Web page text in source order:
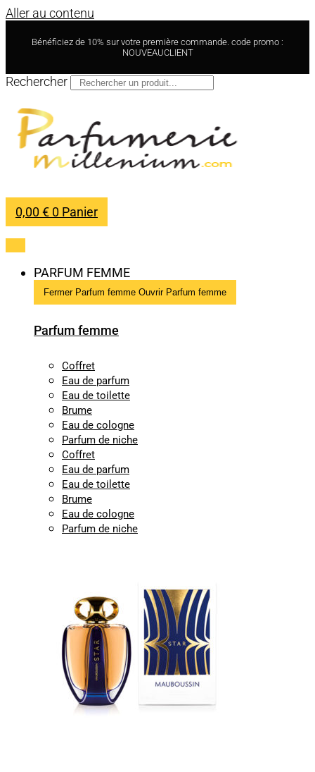
Aller au contenu
Bénéficiez de 10% sur votre première commande. code promo :
NOUVEAUCLIENT
Rechercher
0,00€ 0 Panier
PARFUM FEMME
Fermer Parfum femme Ouvrir Parfum femme
Parfum femme
Coffret
Eau de parfum
Eau de toilette
Brume
Eau de cologne
Parfum de niche
Coffret
Eau de parfum
Eau de toilette
Brume
Eau de cologne
Parfum de niche